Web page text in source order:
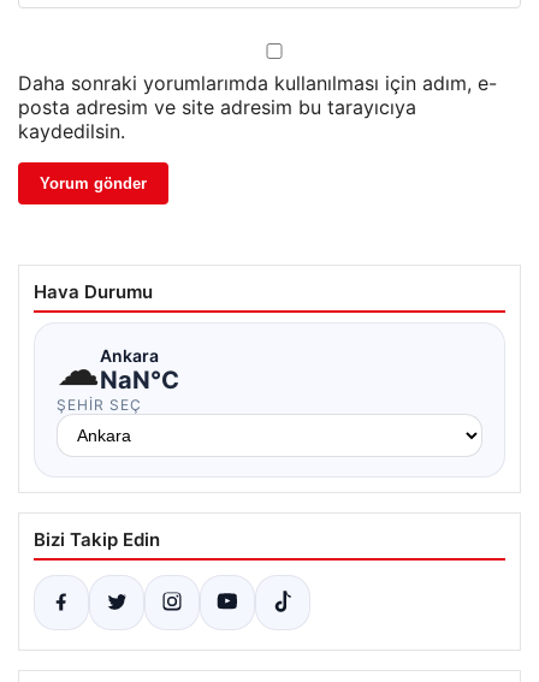
Daha sonraki yorumlarımda kullanılması için adım, e-
posta adresim ve site adresim bu tarayıcıya
kaydedilsin.
Hava Durumu
☁Ankara
NaN°C
ŞEHIR SEÇ
Bizi Takip Edin